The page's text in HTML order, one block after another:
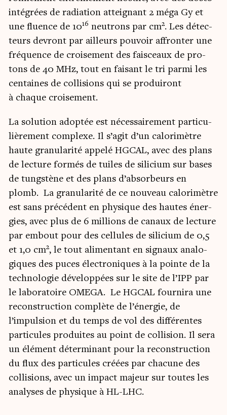
inté­grées de radia­tion attei­gnant 2 méga Gy et
une fluence de 1016 neu­trons par cm2. Les détec­
teurs devront par ailleurs pou­voir affron­ter une
fré­quence de croi­se­ment des fais­ceaux de pro­
tons de 40 MHz, tout en fai­sant le tri par­mi les
cen­taines de col­li­sions qui se pro­dui­ront
à chaque croisement.
La solu­tion adop­tée est néces­sai­re­ment par­ti­cu­
liè­re­ment com­plexe. Il s’agit d’un calo­ri­mètre
haute gra­nu­la­ri­té appe­lé HGCAL, avec des plans
de lec­ture for­més de tuiles de sili­cium sur bases
de tungs­tène et des plans d’absorbeurs en
plomb. La gra­nu­la­ri­té de ce nou­veau calo­ri­mètre
est sans pré­cé­dent en phy­sique des hautes éner­
gies, avec plus de 6 mil­lions de canaux de lec­ture
par embout pour des cel­lules de sili­cium de 0,5
et 1,0 cm2, le tout ali­men­tant en signaux ana­lo­
giques des puces élec­tro­niques à la pointe de la
tech­no­lo­gie déve­lop­pées sur le site de l’IPP par
le labo­ra­toire OMEGA. Le HGCAL four­ni­ra une
recons­truc­tion com­plète de l’énergie, de
l’impulsion et du temps de vol des dif­fé­rentes
par­ti­cules pro­duites au point de col­li­sion. Il sera
un élé­ment déter­mi­nant pour la recons­truc­tion
du flux des par­ti­cules créées par cha­cune des
col­li­sions, avec un impact majeur sur toutes les
ana­lyses de phy­sique à HL-LHC.